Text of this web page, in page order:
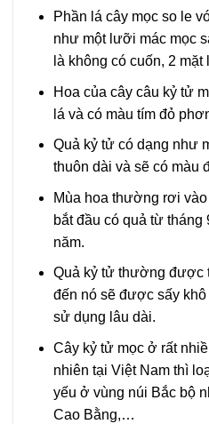
Phần lá cây mọc so le
như một lưỡi mác mọc
là không có cuốn, 2 mặt
Hoa của cây câu kỷ tử
lá và có màu tím đỏ
Quả kỷ tử có dạng như
thuôn dài và sẽ có màu
Mùa hoa thường rơi
bắt đầu có quả từ tháng
năm.
Quả kỷ tử thường được
đến nó sẽ được sấy
sử dụng lâu dài.
Cây kỷ tử mọc ở rất
nhiên tại Việt Nam thì
yếu ở vùng núi Bắc bộ
Cao Bằng,…